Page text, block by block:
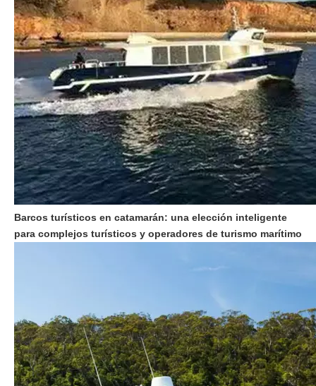
Barcos turísticos en catamarán: una elección inteligente
para complejos turísticos y operadores de turismo marítimo